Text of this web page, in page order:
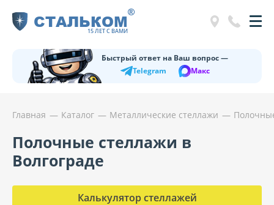
СТАЛЬКОМ
15 ЛЕТ С ВАМИ
®
Быстрый ответ на Ваш вопрос —
Telegram
Макс
Главная Каталог Металлические стеллажи
Полочные стеллажи в
Волгограде
Калькулятор стеллажей